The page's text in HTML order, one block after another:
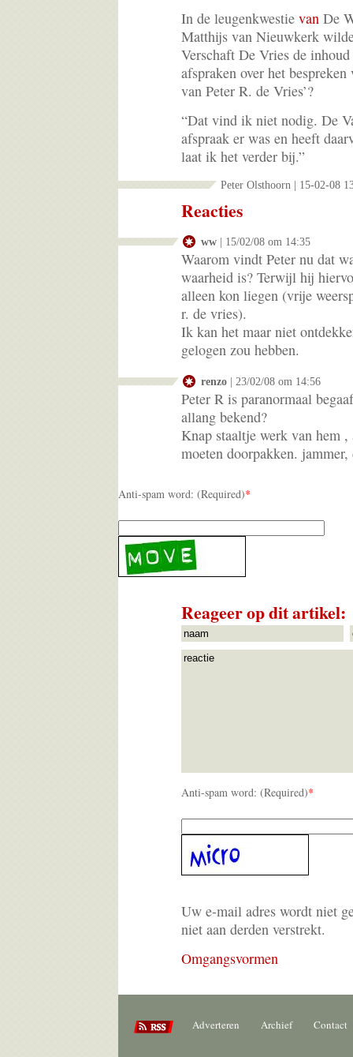
In de leugenkwestie van De
Matthijs van Nieuwkerk
Verschaft De Vries de
afspraken over het bespreken
van Peter R. de Vries’?
“Dat vind ik niet nodig. De
afspraak er was en heeft
laat ik het verder bij.”
Peter Olsthoorn | 15-02-08
Reacties
ww | 15/02/08 om 14:35
Waarom vindt Peter nu dat
waarheid is? Terwijl hij
alleen kon liegen (vrije
r. de vries).
Ik kan het maar niet
gelogen zou hebben.
renzo | 23/02/08 om 14:56
Peter R is paranormaal
allang bekend?
Knap staaltje werk van hem
moeten doorpakken.
Anti-spam word: (Required)*
Reageer op dit artikel:
Anti-spam word: (Required)*
Uw e-mail adres wordt niet
niet aan derden verstrekt.
Omgangsvormen
Adverteren Archief Contact